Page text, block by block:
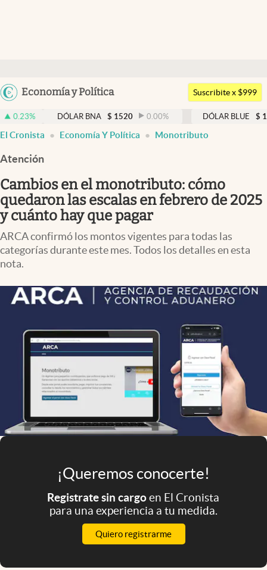
Argentina
Uruguay
Economía y Política
Members
Economía y Política
Finanzas y Mercados
Mercados Online
Negocios
Columnistas
Apertura
Clase
Mundial 2026
El Cronista Studio
abre en nueva pestaña
Suscribite x $999
DÓLAR BNA $ 1520 0.00 % DÓLAR BLUE $ 1530 -0.65
El Cronista Economía Y Política Monotributo
Atención
Cambios en el monotributo: cómo
quedaron las escalas en febrero de 2025
y cuánto hay que pagar
ARCA confirmó los montos vigentes para todas las
categorías durante este mes. Todos los detalles en esta
nota.
¡Queremos conocerte!
Registrate sin cargoen El Cronista
para una experiencia a tu medida.
Quiero registrarme